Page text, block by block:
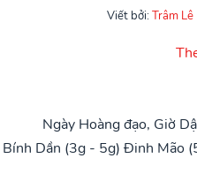
Viết bởi: Trâm Lê
Ngày Hoàng đạo, Giờ
Bính Dần (3g - 5g) Đinh Mão